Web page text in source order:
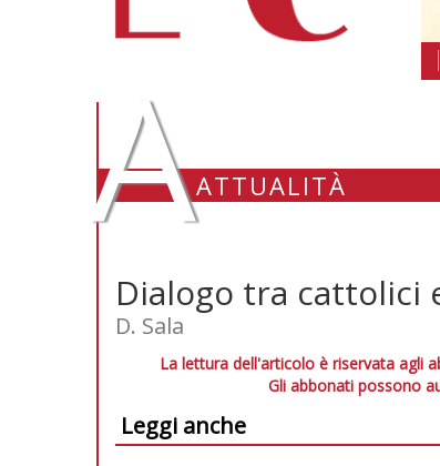
AATTUALITÀ
Dialogo tra cattolici
D. Sala
La lettura dell'articolo è riservata agli
Gli abbonati possono
Leggi anche